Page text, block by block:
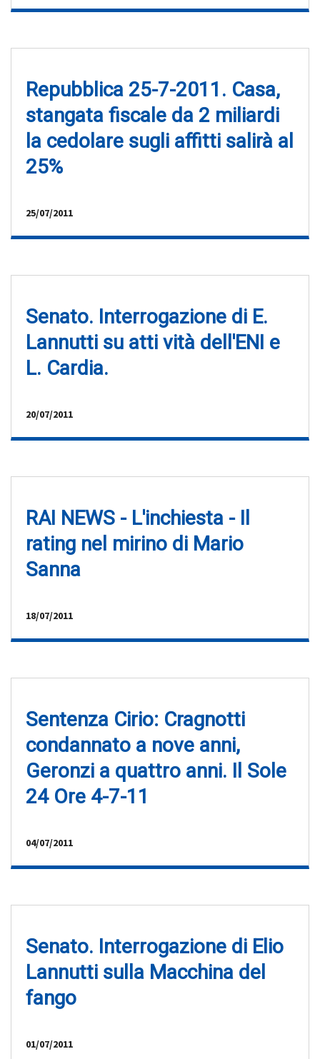
Repubblica 25-7-2011. Casa,
stangata fiscale da 2 miliardi
la cedolare sugli affitti salirà al
25%
25/07/2011
Senato. Interrogazione di E.
Lannutti su atti vità dell'ENI e
L. Cardia.
20/07/2011
RAI NEWS - L'inchiesta - Il
rating nel mirino di Mario
Sanna
18/07/2011
Sentenza Cirio: Cragnotti
condannato a nove anni,
Geronzi a quattro anni. Il Sole
24 Ore 4-7-11
04/07/2011
Senato. Interrogazione di Elio
Lannutti sulla Macchina del
fango
01/07/2011